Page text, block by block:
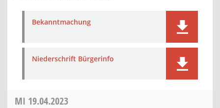
Bekanntmachung
Niederschrift Bürgerinfo
MI 19.04.2023